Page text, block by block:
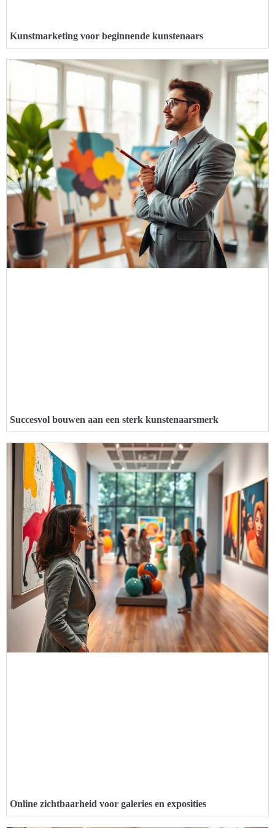
Kunstmarketing voor beginnende kunstenaars
Succesvol bouwen aan een sterk kunstenaarsmerk
Online zichtbaarheid voor galeries en exposities